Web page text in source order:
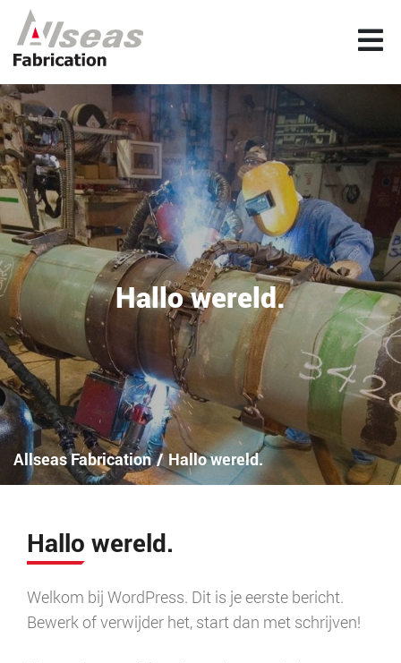
Hallo wereld.
Allseas Fabrication / Hallo wereld.
Hallo wereld.
Welkom bij WordPress. Dit is je eerste bericht.
Bewerk of verwijder het, start dan met schrijven!